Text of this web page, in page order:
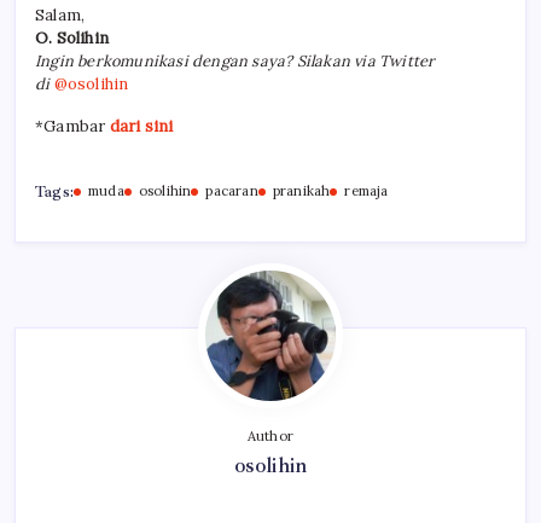
Salam,
O. Solihin
Ingin berkomunikasi dengan saya? Silakan via Twitter
di@osolihin
*Gambar dari sini
Tags: muda osolihin pacaran pranikah remaja
Author
osolihin